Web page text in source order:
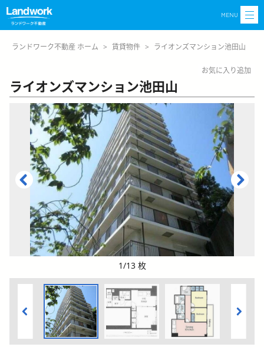
MENU
ランドワーク不動産 ホーム > 賃貸物件 > ライオンズマンション池田山
お気に入り追加
ライオンズマンション池田山
1/13 枚